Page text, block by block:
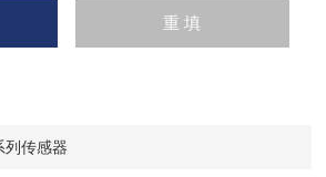
列传感器